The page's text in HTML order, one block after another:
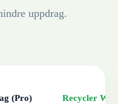
uppdrag.
(Pro) Recycler